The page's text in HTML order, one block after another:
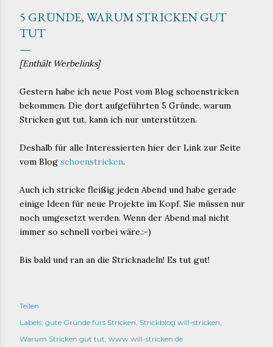
5 GRÜNDE, WARUM STRICKEN GUT
TUT
[Enthält Werbelinks]
Gestern habe ich neue Post vom Blog schoenstricken
bekommen. Die dort aufgeführten 5 Gründe, warum
Stricken gut tut, kann ich nur unterstützen.
Deshalb für alle Interessierten hier der Link zur Seite
vom Blog schoenstricken.
Auch ich stricke fleißig jeden Abend und habe gerade
einige Ideen für neue Projekte im Kopf. Sie müssen nur
noch umgesetzt werden. Wenn der Abend mal nicht
immer so schnell vorbei wäre.:-)
Bis bald und ran an die Stricknadeln! Es tut gut!
Teilen
Labels: gute Gründe fürs Stricken Strickblog will-stricken
Warum Stricken gut tut www.will-stricken.de